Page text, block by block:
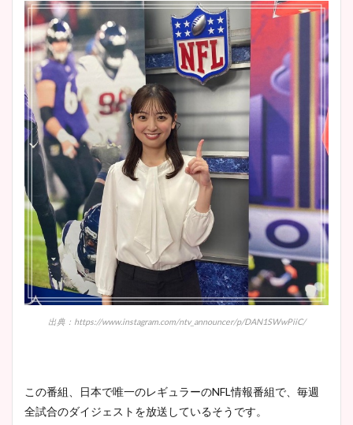
出典：https://www.instagram.com/ntv_announcer/p/DAN1SWwPiiC/
この番組、日本で唯一のレギュラーのNFL情報番組で、毎週
全試合のダイジェストを放送しているそうです。